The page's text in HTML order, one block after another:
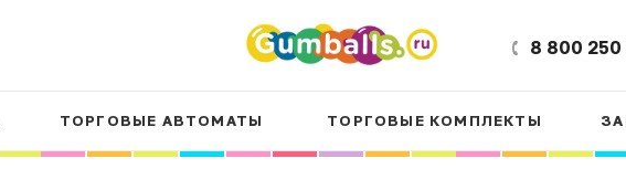
8 800 250
ТОРГОВЫЕ АВТОМАТЫ ТОРГОВЫЕ КОМПЛЕКТЫ